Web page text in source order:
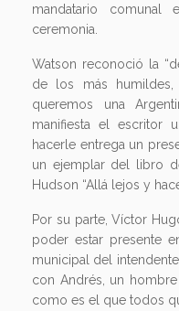
mandatario
ceremonia.
Watson reconoció la
de los más
queremos una
manifiesta el escritor
hacerle entrega un
un ejemplar del libro
Hudson “Allá lejos y
Por su parte, Víctor
poder estar presente
municipal del
con Andrés, un
como es el que todos